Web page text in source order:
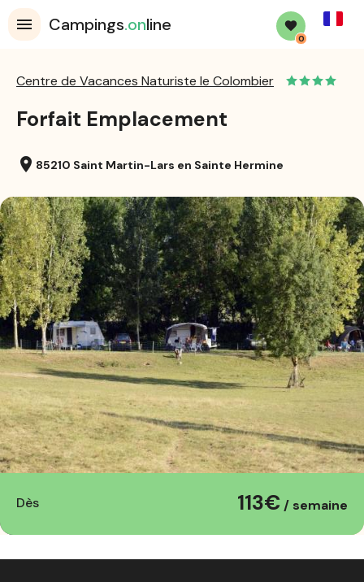
Campings.online
0
Centre de Vacances Naturiste le Colombier
Forfait Emplacement
location_on 85210 Saint Martin-Lars en Sainte Hermine
Dès 113€ / semaine